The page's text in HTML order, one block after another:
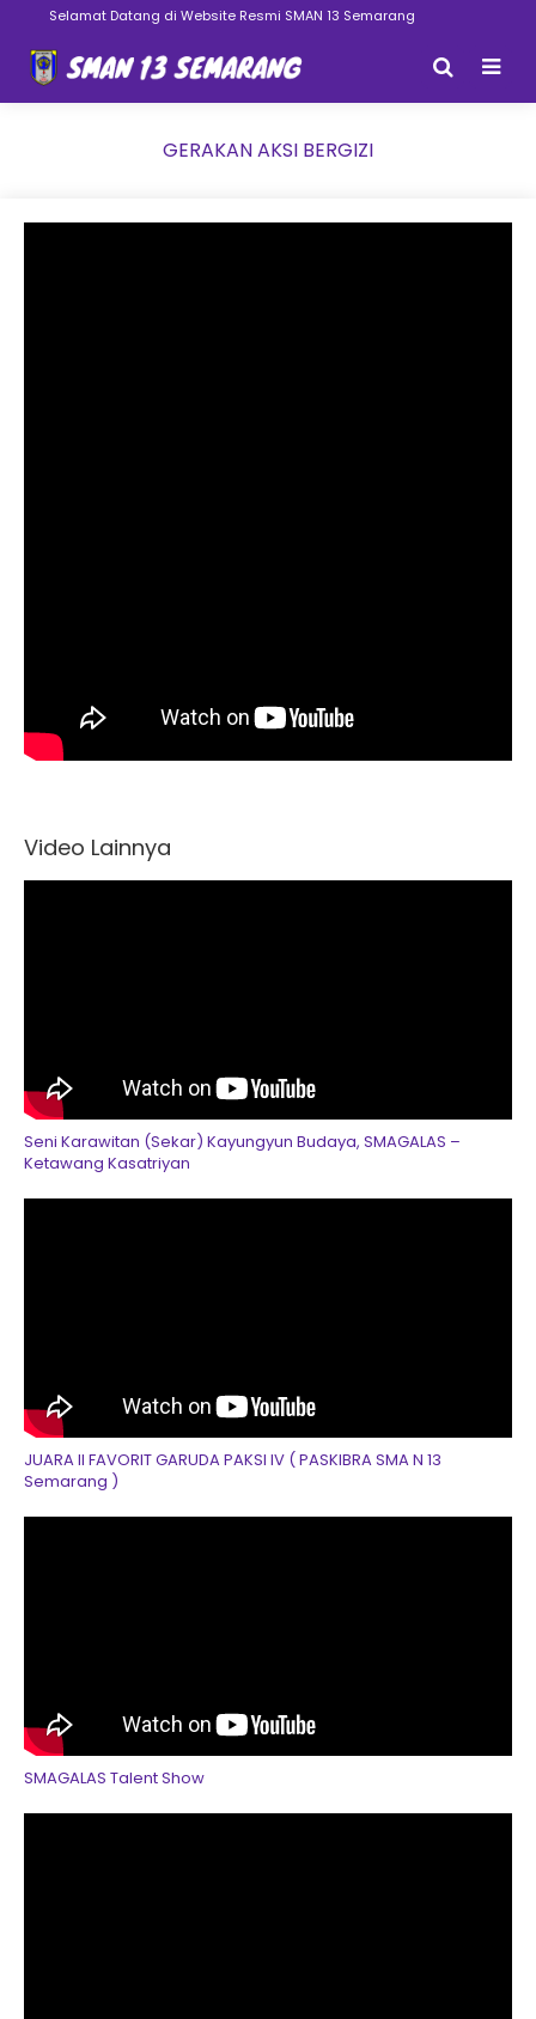
Selamat Datang di Website Resmi SMAN 13 Semarang
GERAKAN AKSI BERGIZI
Video Lainnya
Seni Karawitan (Sekar) Kayungyun Budaya, SMAGALAS –
Ketawang Kasatriyan
JUARA II FAVORIT GARUDA PAKSI IV ( PASKIBRA SMA N 13
Semarang )
SMAGALAS Talent Show